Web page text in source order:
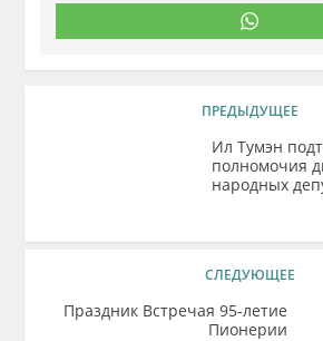
ПРЕДЫДУЩЕЕ
Ил Тумэн
полномочия
народных
СЛЕДУЮЩЕЕ
Праздник Встречая 95-летие
Пионерии